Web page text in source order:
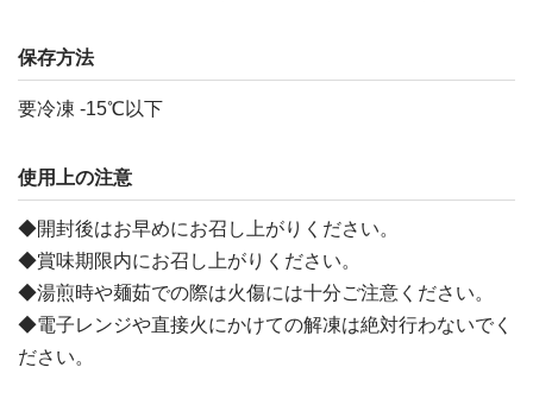
保存方法
要冷凍 -15℃以下
使用上の注意
◆開封後はお早めにお召し上がりください。
◆賞味期限内にお召し上がりください。
◆湯煎時や麺茹での際は火傷には十分ご注意ください。
◆電子レンジや直接火にかけての解凍は絶対行わないでく
ださい。